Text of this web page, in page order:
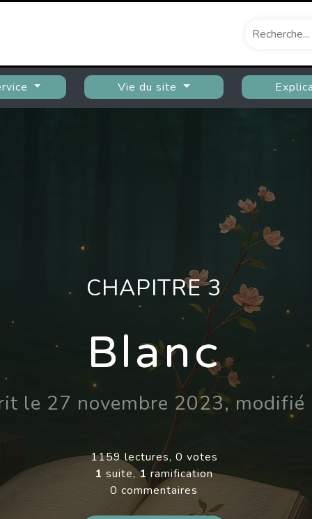
Vie du site
CHAPITRE 3
Blanc
le 27 novembre 2023,
1159 lectures, 0 votes
1 suite,1 ramification
0 commentaires